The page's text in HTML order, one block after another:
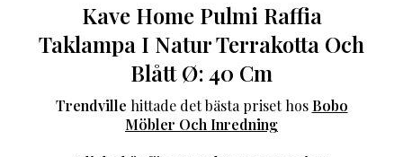
Kave Home Pulmi Raffia
Taklampa I Natur Terrakotta Och
Blått Ø: 40 Cm
Trendville hittade det bästa priset hos Bobo
Möbler Och Inredning